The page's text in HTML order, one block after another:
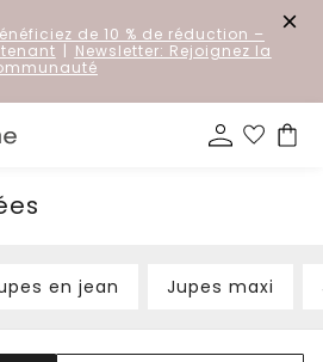
de 10 % de réduction –
| Newsletter: Rejoignez la
en jean Jupes maxi